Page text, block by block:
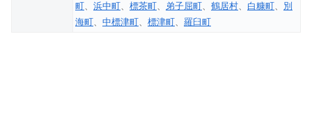
町、 浜中町、 標茶町、 弟子屈町、 鶴居村、 白糠町、 別
海町、 中標津町、 標津町、 羅臼町